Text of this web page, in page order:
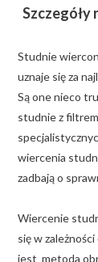
Szczegóły
Studnie
uznaje się za
Są one nieco
studnie z
wiercenia
zadbają o
Wiercenie
się w
jest metoda